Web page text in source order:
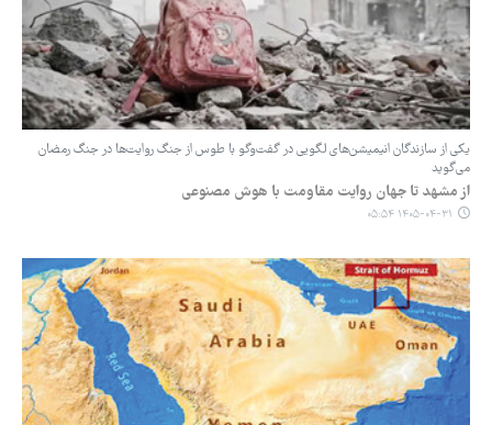
یکی از سازندگان انیمیشن‌های لگویی در گفت‌وگو با طوس از جنگ روایت‌ها در جنگ رمضان
می‌گوید
از مشهد تا جهان روایت مقاومت با هوش مصنوعی
۱۴۰۵-۰۴-۳۱ ۰۵:۵۴